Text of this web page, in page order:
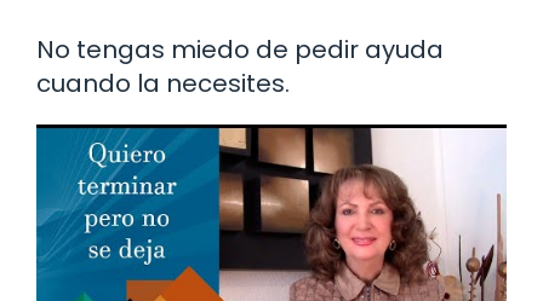
No tengas miedo de pedir ayuda
cuando la necesites.